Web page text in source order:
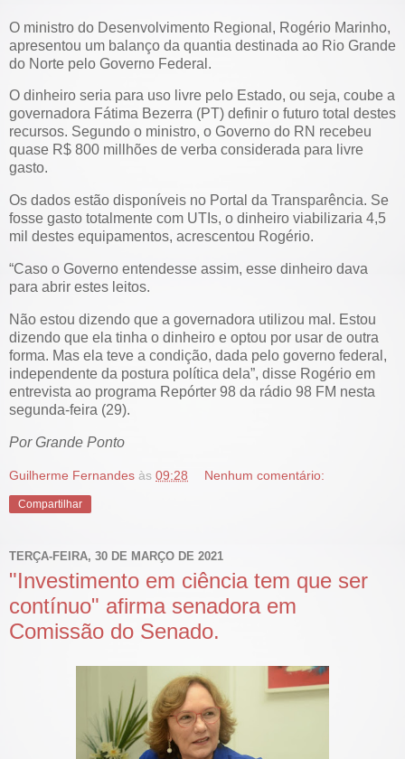
O ministro do Desenvolvimento Regional, Rogério Marinho,
apresentou um balanço da quantia destinada ao Rio Grande
do Norte pelo Governo Federal.
O dinheiro seria para uso livre pelo Estado, ou seja, coube a
governadora Fátima Bezerra (PT) definir o futuro total destes
recursos. Segundo o ministro, o Governo do RN recebeu
quase R$ 800 millhões de verba considerada para livre
gasto.
Os dados estão disponíveis no Portal da Transparência. Se
fosse gasto totalmente com UTIs, o dinheiro viabilizaria 4,5
mil destes equipamentos, acrescentou Rogério.
“Caso o Governo entendesse assim, esse dinheiro dava
para abrir estes leitos.
Não estou dizendo que a governadora utilizou mal. Estou
dizendo que ela tinha o dinheiro e optou por usar de outra
forma. Mas ela teve a condição, dada pelo governo federal,
independente da postura política dela”, disse Rogério em
entrevista ao programa Repórter 98 da rádio 98 FM nesta
segunda-feira (29).
Por Grande Ponto
Guilherme Fernandes às 09:28 Nenhum comentário:
Compartilhar
TERÇA-FEIRA, 30 DE MARÇO DE 2021
"Investimento em ciência tem que ser
contínuo" afirma senadora em
Comissão do Senado.